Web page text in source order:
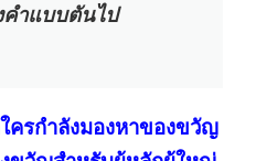
คำแบบตันไป
ครกำลังมองหาของขวัญ